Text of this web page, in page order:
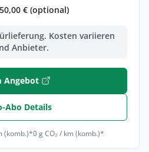
€ (optional)
Kosten variieren
Anbieter.
Angebot
Abo Details
(komb.)*0 g CO₂ / km (komb.)*